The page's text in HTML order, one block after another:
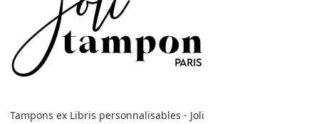
Tampons ex Libris personnalisables - Joli